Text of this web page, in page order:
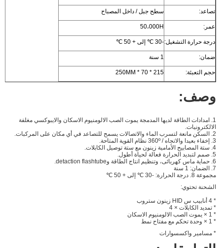
تصاعد: سطح جبل / داخل المصباح
عمر: 50،000H
درجة حرارة التشغيل:-30 ℃ إلى + 50 ℃
ضمان: 1 سنة
حجم التعبئة: 215 * 70 * 250MM
وصف:
1. امدادات الطاقة لديها المدمجة يموت الصب الالومنيوم الاسكان والايبوكسي مغلفة
الالكترونيات.
2. السكن مانعة لتسرب الماء والاتصالات يسمح للتصاعد في أي مكان على المركبات.
3. إخفاء بعيدا والاتجاه / 360º نظام القوية المتاحة.
4. ستة المصابيح الأمامية زينون مع ستة توصيل الكابلات.
5. صمم لتبديد الحرارة فعالة لحياة أطول.
6. حماية ماس كهربائى، وتنظيم انتاج الطاقة وdetaction flashtube.
7. الضمان: 1 سنة
مجموعة 8. درجة الحرارة: -30 ℃ إلى + 50 ℃
الشحنة تحتوي:
* 4 أنابيب س HID زينون ستروب
* تمديد الكابلات × 4
* 1 × يموت الصب الالومنيوم الاسكان
* 1 × وحدة تحكم مع مفتاح نمط
* مسامير واكسسوارات